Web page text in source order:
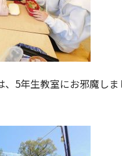
、5年生教室にお邪魔し